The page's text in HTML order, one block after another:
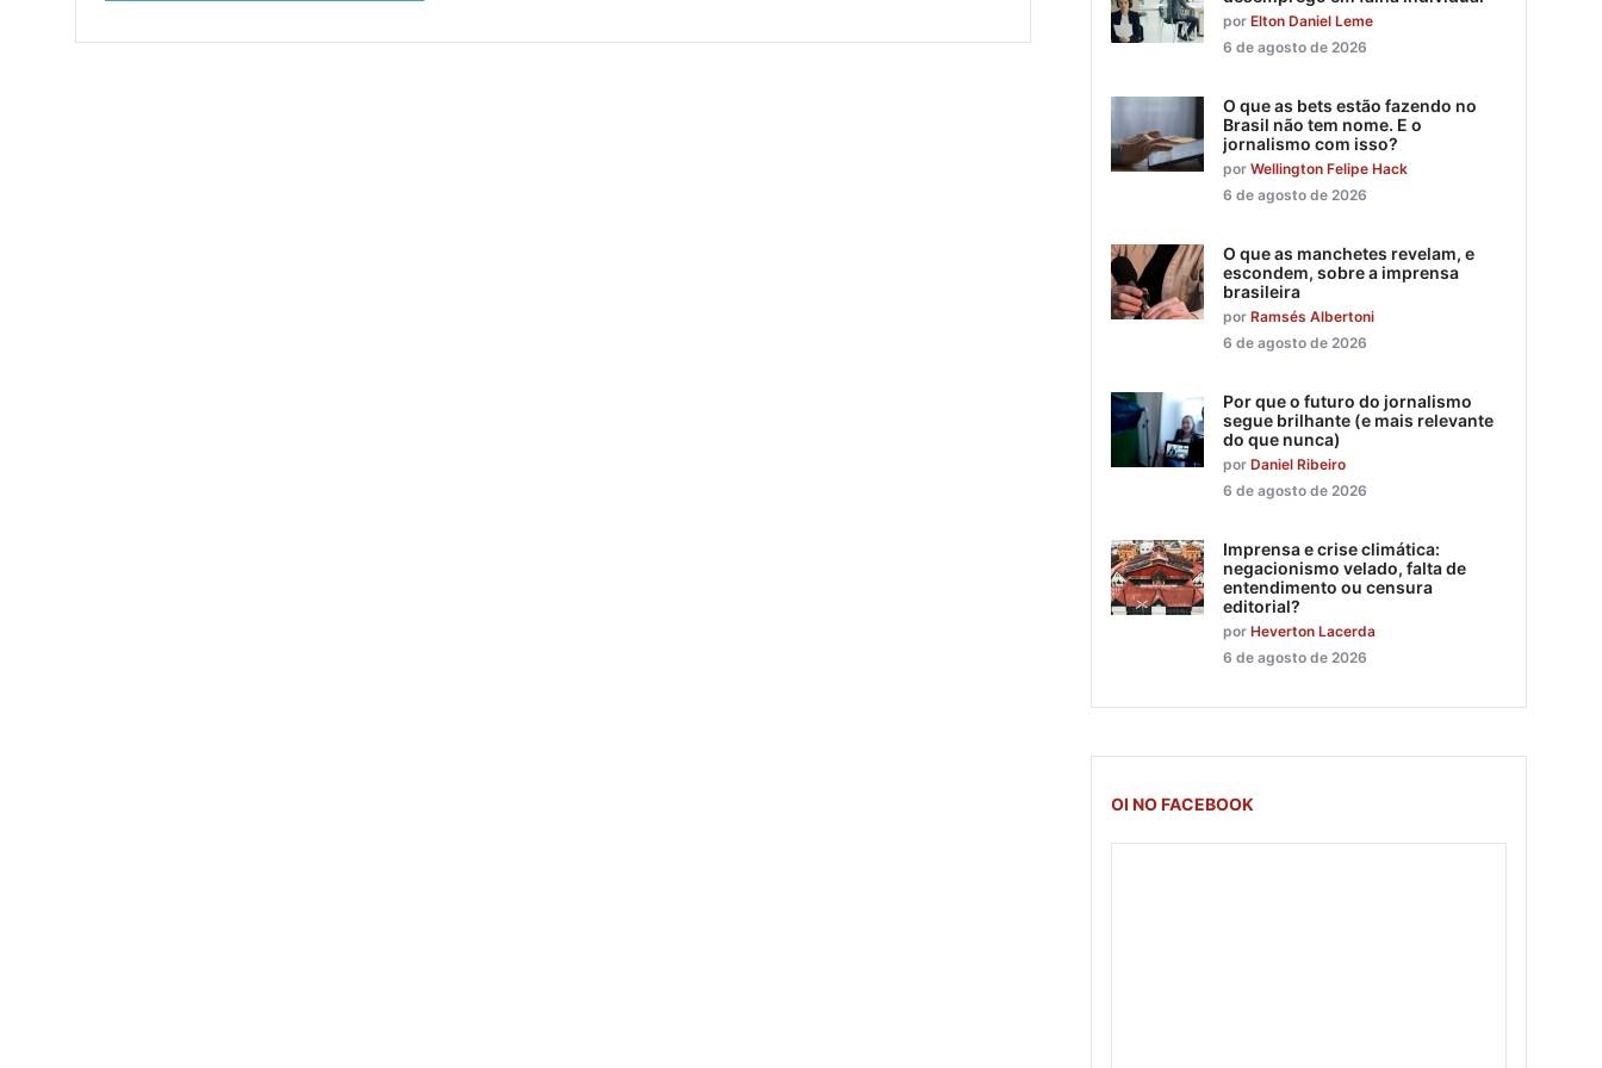
por Elton Daniel Leme
6 de agosto de 2026
O que as bets estão fazendo no
Brasil não tem nome. E o
jornalismo com isso?
por Wellington Felipe Hack
6 de agosto de 2026
O que as manchetes revelam, e
escondem, sobre a imprensa
brasileira
por Ramsés Albertoni
6 de agosto de 2026
Por que o futuro do jornalismo
segue brilhante (e mais relevante
do que nunca)
por Daniel Ribeiro
6 de agosto de 2026
Imprensa e crise climática:
negacionismo velado, falta de
entendimento ou censura
editorial?
por Heverton Lacerda
6 de agosto de 2026
OI NO FACEBOOK